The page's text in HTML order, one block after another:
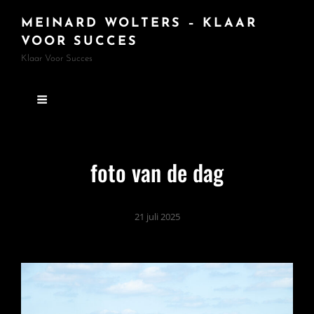
MEINARD WOLTERS – KLAAR
VOOR SUCCES
Klaar Voor Succes
foto van de dag
21 juli 2025